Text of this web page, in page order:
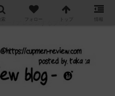
ー / アレンジするブログ
索 フォロー トップ 情報